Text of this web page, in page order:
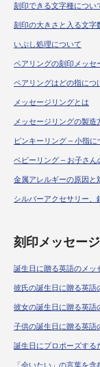
刻印できる文字種につい
刻印の大きさと入る文字
いぶし処理について
ペアリングの刻印メッセ
ペアリングはどの指につ
メッセージリングとは
メッセージリングの製造
ピンキーリング – 小指に
ベビーリング – お子さ
金属アレルギーの原因と
シルバーアクセサリー、
刻印メッセー
誕生日に贈る英語のメッ
彼氏の誕生日に贈る英語
彼女の誕生日に贈る英語
子供の誕生日に贈る英語
誕生日にプロポーズする
「会いたい」の言葉を